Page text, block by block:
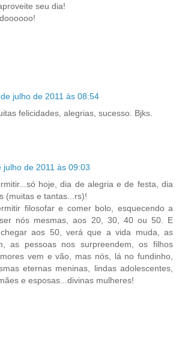
seu dia!
julho de 2011 às 08:54
felicidades, alegrias, sucesso. Bjks.
julho de 2011 às 09:03
hoje, dia de alegria e de festa, dia
(muitas e tantas...rs)!
filosofar e comer bolo, esquecendo a
nós mesmas, aos 20, 30, 40 ou 50. E
aos 50, verá que a vida muda, as
as pessoas nos surpreendem, os filhos
vem e vão, mas nós, lá no fundinho,
eternas meninas, lindas adolescentes,
e esposas...divinas mulheres!